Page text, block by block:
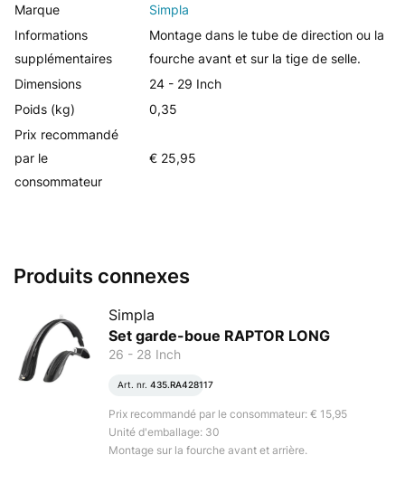
Marque
Simpla
Informations
supplémentaires
Montage dans le tube de direction ou la
fourche avant et sur la tige de selle.
Dimensions
24 - 29 Inch
Poids (kg)
0,35
Prix recommandé
par le
consommateur
€ 25,95
Produits connexes
Simpla
Set garde-boue RAPTOR LONG
26 - 28 Inch
Art. nr. 435.RA428117
Prix recommandé par le consommateur: € 15,95
Unité d'emballage: 30
Montage sur la fourche avant et arrière.